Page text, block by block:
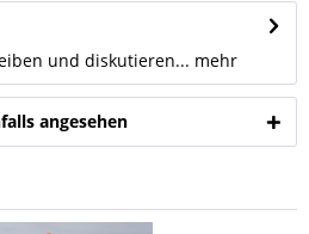
und diskutieren... mehr
angesehen